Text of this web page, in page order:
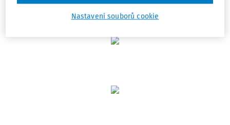
Nastavení souborů cookie